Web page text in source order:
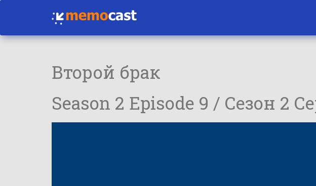
Второй брак
Season 2 Episode 9 / Сезон 2